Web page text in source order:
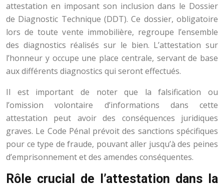
attestation en imposant son inclusion dans le Dossier
de Diagnostic Technique (DDT). Ce dossier, obligatoire
lors de toute vente immobilière, regroupe l’ensemble
des diagnostics réalisés sur le bien. L’attestation sur
l’honneur y occupe une place centrale, servant de base
aux différents diagnostics qui seront effectués.
Il est important de noter que la falsification ou
l’omission volontaire d’informations dans cette
attestation peut avoir des conséquences juridiques
graves. Le Code Pénal prévoit des sanctions spécifiques
pour ce type de fraude, pouvant aller jusqu’à des peines
d’emprisonnement et des amendes conséquentes.
Rôle crucial de l’attestation dans la